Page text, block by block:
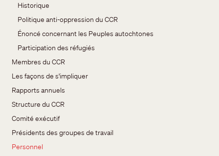
Historique
Politique anti-oppression du CCR
Énoncé concernant les Peuples autochtones
Participation des réfugiés
Membres du CCR
Les façons de s'impliquer
Rapports annuels
Structure du CCR
Comité exécutif
Présidents des groupes de travail
Personnel